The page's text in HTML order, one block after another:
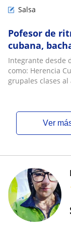
Salsa
Pofesor de
cubana,
principiante -
Integrante desde
como: Herencia
grupales clases
ver